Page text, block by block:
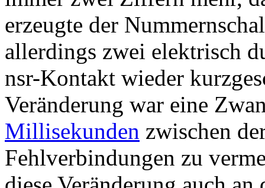
erzeugte der
allerdings zwei elektrisch
nsr-Kontakt wieder
Veränderung war eine
Millisekunden zwischen
Fehlverbindungen zu